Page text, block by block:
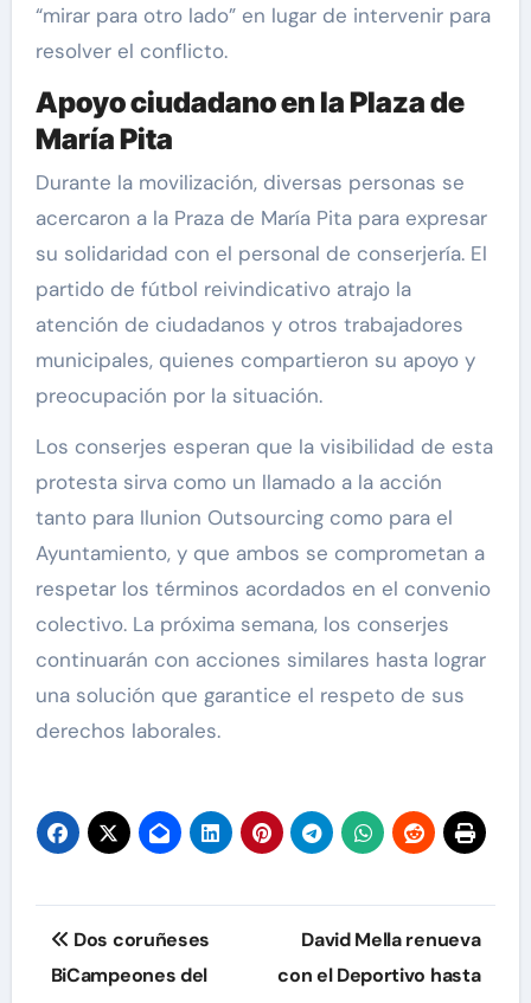
“mirar para otro lado” en lugar de intervenir para
resolver el conflicto.
Apoyo ciudadano en la Plaza de
María Pita
Durante la movilización, diversas personas se
acercaron a la Praza de María Pita para expresar
su solidaridad con el personal de conserjería. El
partido de fútbol reivindicativo atrajo la
atención de ciudadanos y otros trabajadores
municipales, quienes compartieron su apoyo y
preocupación por la situación.
Los conserjes esperan que la visibilidad de esta
protesta sirva como un llamado a la acción
tanto para Ilunion Outsourcing como para el
Ayuntamiento, y que ambos se comprometan a
respetar los términos acordados en el convenio
colectivo. La próxima semana, los conserjes
continuarán con acciones similares hasta lograr
una solución que garantice el respeto de sus
derechos laborales.
Navegación
de
Dos coruñeses
BiCampeones del
David Mella renueva
con el Deportivo hasta